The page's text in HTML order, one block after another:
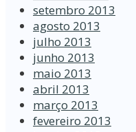
setembro 2013
agosto 2013
julho 2013
junho 2013
maio 2013
abril 2013
março 2013
fevereiro 2013